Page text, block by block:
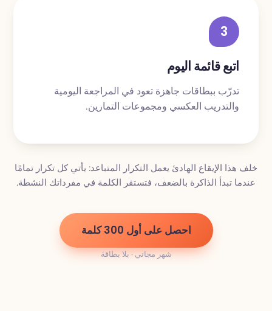
3
اتبع قائمة اليوم
تدرّب ببطاقات جاهزة تعود في المراجعة اليومية
والتدريب العكسي ومجموعات التمارين.
خلف هذا الإيقاع الهادئ يعمل التكرار المتباعد: يأتي كل تكرار تمامًا
عندما تبدأ الذاكرة بالضعف، فتستقر الكلمة في مفرداتك النشطة.
احصل على أول 300 كلمة
شهر مجاني · بلا بطاقة